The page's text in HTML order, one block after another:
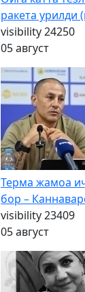
ракета урилди
visibility24250
05 август
Терма жамоа
бор –
visibility23409
05 август